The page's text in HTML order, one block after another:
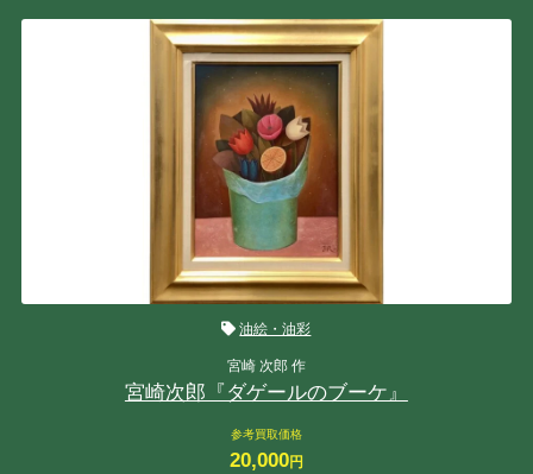
油絵・油彩
宮崎 次郎 作
宮崎次郎『ダゲールのブーケ』
参考買取価格
20,000円